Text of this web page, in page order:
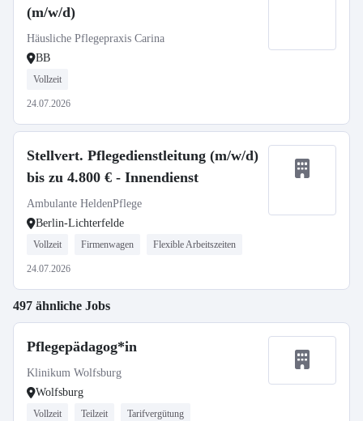
(m/w/d)
Häusliche Pflegepraxis Carina
BB
Vollzeit
24.07.2026
Stellvert. Pflegedienstleitung (m/w/d)
bis zu 4.800 € - Innendienst
Ambulante HeldenPflege
Berlin-Lichterfelde
Vollzeit Firmenwagen Flexible Arbeitszeiten
24.07.2026
497 ähnliche Jobs
Pflegepädagog*in
Klinikum Wolfsburg
Wolfsburg
Vollzeit Teilzeit Tarifvergütung